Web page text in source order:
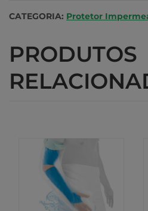
CATEGORIA: Protetor
PRODUTOS